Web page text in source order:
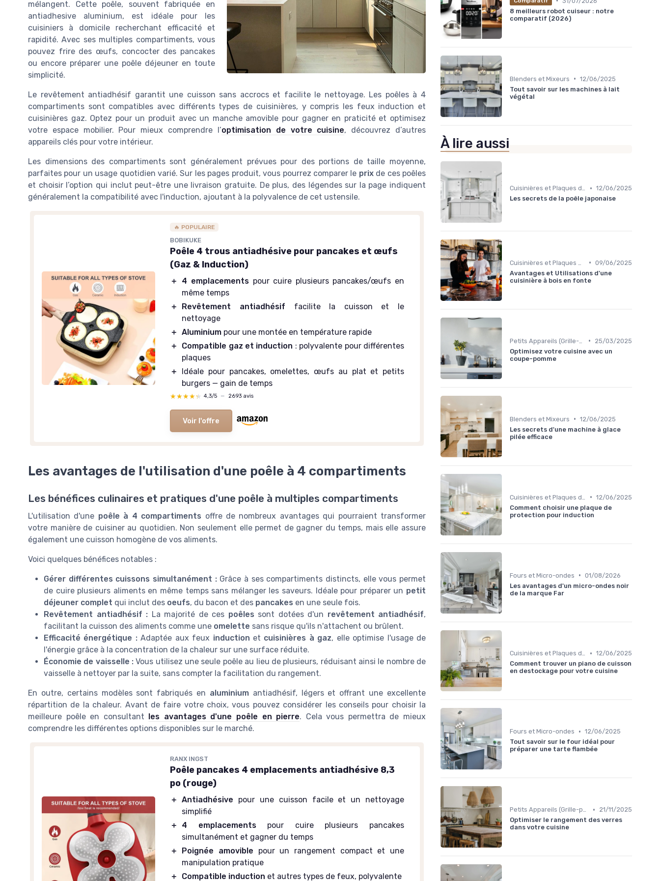
mélangent. Cette poêle, souvent fabriquée en
antiadhesive aluminium, est idéale pour les
cuisiniers à domicile recherchant efficacité et
rapidité. Avec ses multiples compartiments, vous
pouvez frire des œufs, concocter des pancakes
ou encore préparer une poêle déjeuner en toute
simplicité.
Le revêtement antiadhésif garantit une cuisson sans accrocs et facilite le nettoyage. Les poêles à 4
compartiments sont compatibles avec différents types de cuisinières, y compris les feux induction et
cuisinières gaz. Optez pour un produit avec un manche amovible pour gagner en praticité et optimisez
votre espace mobilier. Pour mieux comprendre l’optimisation de votre cuisine, découvrez d’autres
appareils clés pour votre intérieur.
Les dimensions des compartiments sont généralement prévues pour des portions de taille moyenne,
parfaites pour un usage quotidien varié. Sur les pages produit, vous pourrez comparer le prixde ces poêles
et choisir l’option qui inclut peut-être une livraison gratuite. De plus, des légendes sur la page indiquent
généralement la compatibilité avec l'induction, ajoutant à la polyvalence de cet ustensile.
🔥 POPULAIRE
BOBIKUKE
Poêle 4 trous antiadhésive pour pancakes et œufs
(Gaz & Induction)
＋ 4 emplacementspour cuire plusieurs pancakes/œufs en
même temps
＋
Revêtement antiadhésif facilite la cuisson et le
nettoyage
＋ Aluminium pour une montée en température rapide
＋
Compatible gaz et induction : polyvalente pour différentes
plaques
＋
Idéale pour pancakes, omelettes, œufs au plat et petits
burgers — gain de temps
★★★★★
★★★★★ 4,3/5 — 2693 avis
Voir l'offre
Les avantages de l'utilisation d'une poêle à 4 compartiments
Les bénéfices culinaires et pratiques d'une poêle à multiples compartiments
L'utilisation d'une poêle à 4 compartiments offre de nombreux avantages qui pourraient transformer
votre manière de cuisiner au quotidien. Non seulement elle permet de gagner du temps, mais elle assure
également une cuisson homogène de vos aliments.
Voici quelques bénéfices notables :
Gérer différentes cuissons simultanément :Grâce à ses compartiments distincts, elle vous permet
de cuire plusieurs aliments en même temps sans mélanger les saveurs. Idéale pour préparer un petit
déjeuner complet qui inclut des oeufs, du bacon et des pancakes en une seule fois.
Revêtement antiadhésif : La majorité de ces poêles sont dotées d'un revêtement antiadhésif,
facilitant la cuisson des aliments comme une omelette sans risque qu'ils n'attachent ou brûlent.
Efficacité énergétique :Adaptée aux feux induction et cuisinières à gaz, elle optimise l'usage de
l'énergie grâce à la concentration de la chaleur sur une surface réduite.
Économie de vaisselle : Vous utilisez une seule poêle au lieu de plusieurs, réduisant ainsi le nombre de
vaisselle à nettoyer par la suite, sans compter la facilitation du rangement.
En outre, certains modèles sont fabriqués en aluminiumantiadhésif, légers et offrant une excellente
répartition de la chaleur. Avant de faire votre choix, vous pouvez considérer les conseils pour choisir la
meilleure poêle en consultant les avantages d'une poêle en pierre. Cela vous permettra de mieux
comprendre les différentes options disponibles sur le marché.
RANX INGST
Poêle pancakes 4 emplacements antiadhésive 8,3
po (rouge)
＋ Antiadhésive pour une cuisson facile et un nettoyage
simplifié
＋
4 emplacementspour cuire plusieurs pancakes
simultanément et gagner du temps
＋
Poignée amovible pour un rangement compact et une
manipulation pratique
＋
Compatible induction et autres types de feux, polyvalente
8 meilleurs robot cuiseur : notre
comparatif (2026)
Blenders et Mixeurs • 12/06/2025
Tout savoir sur les machines à lait
végétal
À lire aussi
Cuisinières et Plaques de Cuisson • 12/06/2025
Les secrets de la poêle japonaise
• 09/06/2025
Avantages et Utilisations d'une
cuisinière à bois en fonte
•
25/03/2025
Optimisez votre cuisine avec un
coupe-pomme
Blenders et Mixeurs • 12/06/2025
Les secrets d'une machine à glace
pilée efficace
• 12/06/2025
Comment choisir une plaque de
protection pour induction
Fours et Micro-ondes • 01/08/2026
Les avantages d'un micro-ondes noir
de la marque Far
Cuisinières et Plaques de Cuisson • 12/06/2025
Comment trouver un piano de cuisson
en destockage pour votre cuisine
Fours et Micro-ondes • 12/06/2025
Tout savoir sur le four idéal pour
préparer une tarte flambée
Petits Appareils (Grille-pain, Bouilloires, etc.) •
21/11/2025
Optimiser le rangement des verres
dans votre cuisine